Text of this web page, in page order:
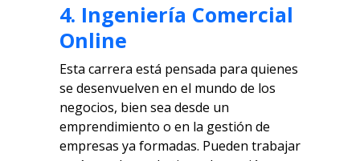
4. Ingeniería Comercial
Online
Esta carrera está pensada para quienes
se desenvuelven en el mundo de los
negocios, bien sea desde un
emprendimiento o en la gestión de
empresas ya formadas. Pueden trabajar